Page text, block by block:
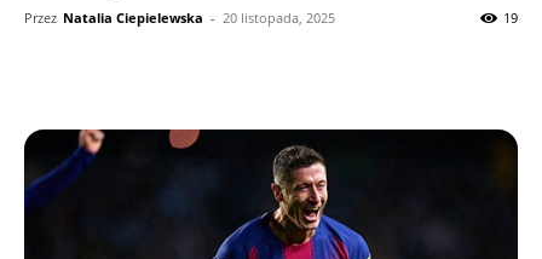
Przez Natalia Ciepielewska - 20 listopada, 2025 19